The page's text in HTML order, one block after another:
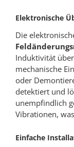
Elektronische
Die
Induktivität
mechanische
oder
detektiert und
unempfindlich
Vibrationen,
Einfache